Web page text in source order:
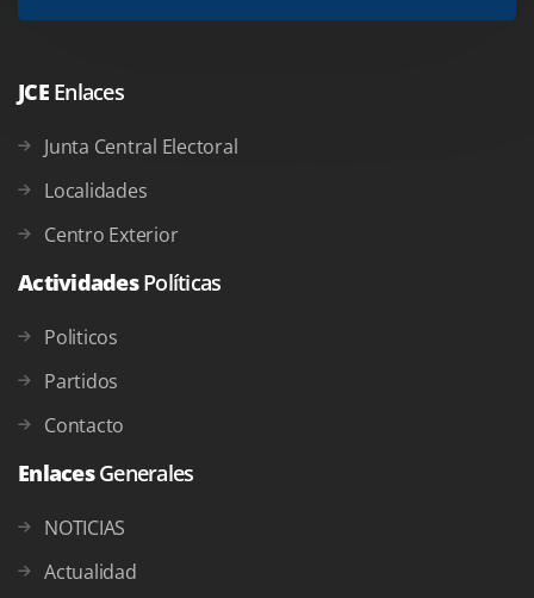
JCE Enlaces
Junta Central Electoral
Localidades
Centro Exterior
ActividadesPolíticas
Politicos
Partidos
Contacto
EnlacesGenerales
NOTICIAS
Actualidad